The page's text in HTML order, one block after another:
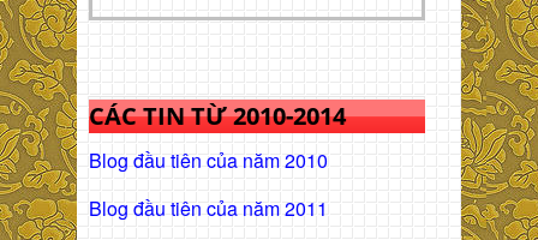
CÁC TIN TỪ 2010-2014
Blog đầu tiên của năm 2010
Blog đầu tiên của năm 2011